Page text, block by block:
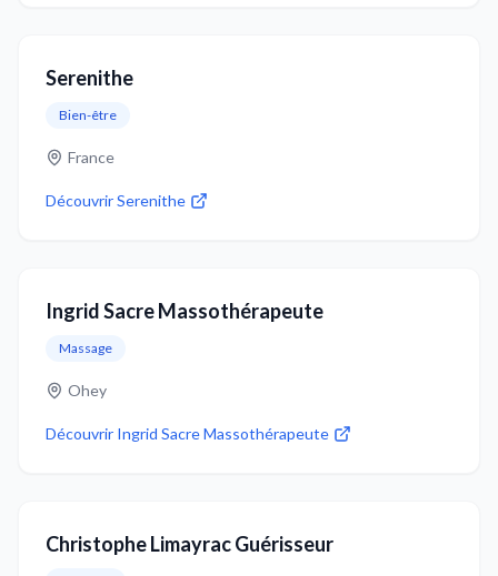
Serenithe
Bien-être
France
DécouvrirSerenithe
Ingrid Sacre Massothérapeute
Massage
Ohey
Découvrir Ingrid Sacre Massothérapeute
Christophe Limayrac Guérisseur